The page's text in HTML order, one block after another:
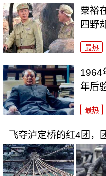
粟裕
四野
最热
1964
年后
最热
飞夺泸定桥的红4团，